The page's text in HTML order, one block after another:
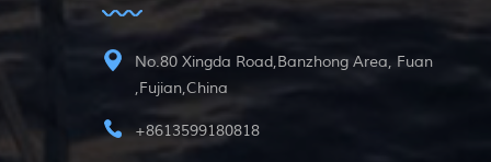
No.80 Xingda Road,Banzhong Area, Fuan
,Fujian,China
+8613599180818